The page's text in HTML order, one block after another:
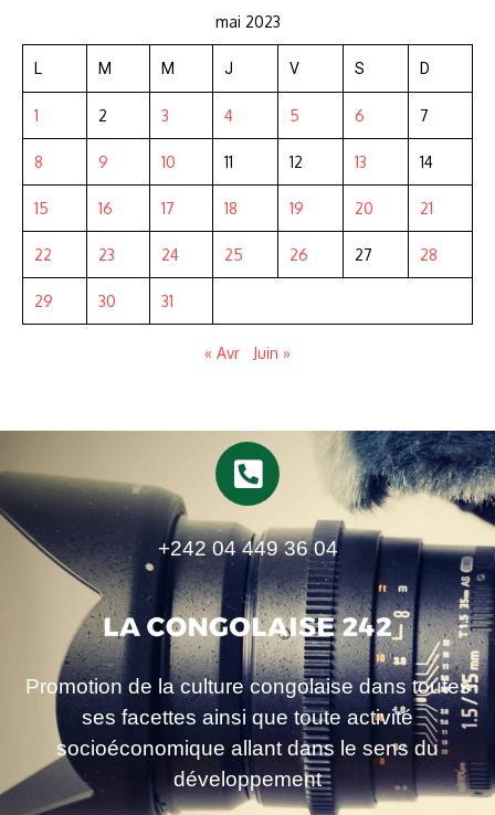
mai 2023
L M M J V S D
1 2 3 4 5 6 7
8 9 10 11 12 13 14
15 16 17 18 19 20 21
22 23 24 25 26 27 28
29 30 31
« Avr Juin »
+242 04 449 36 04
Promotion de la culture congolaise dans toutes
ses facettes ainsi que toute activité
socioéconomique allant dans le sens du
développement